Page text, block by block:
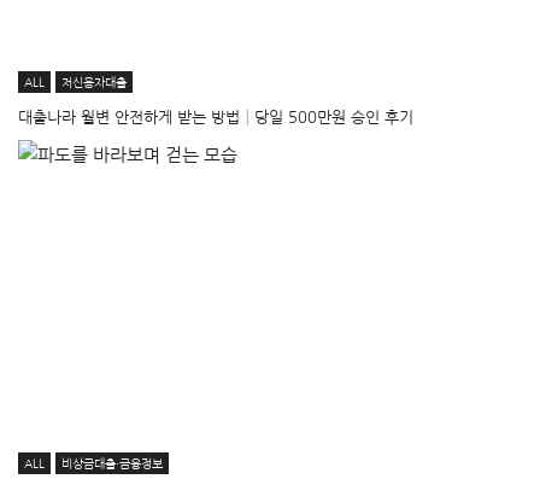
ALL 저신용자대출
대출나라 월변 안전하게 받는 방법│당일 500만원 승인 후기
ALL 비상금대출·금융정보